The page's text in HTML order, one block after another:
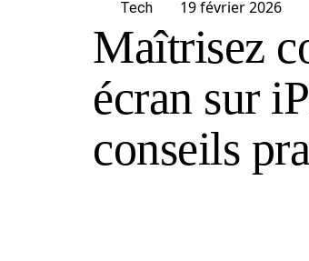
Tech 19 février 2026
Maîtrisez
écran sur
conseils